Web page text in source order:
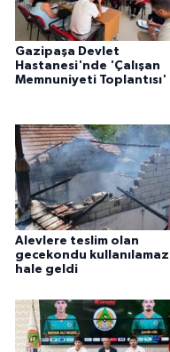
Gazipaşa Devlet
Hastanesi'nde 'Çalışan
Memnuniyeti Toplantısı'
Alevlere teslim olan
gecekondu kullanılamaz
hale geldi
YAŞAM
YEREL